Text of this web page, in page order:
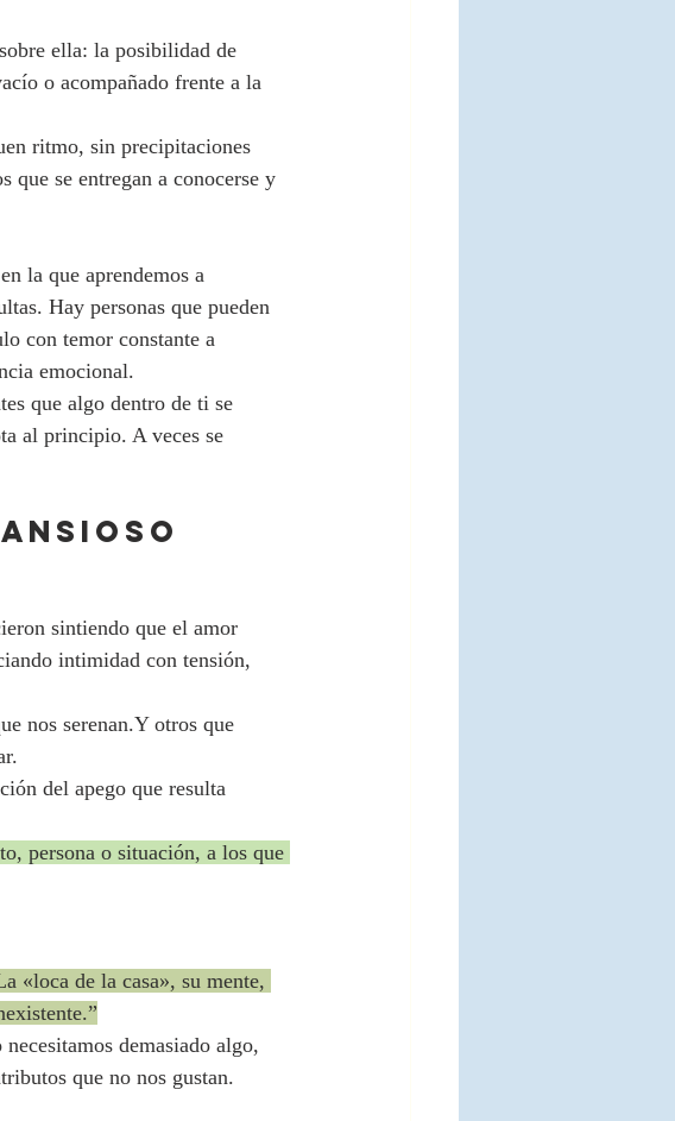
ella: la posibilidad de
o acompañado frente a la
ritmo, sin precipitaciones
que se entregan a conocerse y
la que aprendemos a
Hay personas que pueden
con temor constante a
emocional.
que algo dentro de ti se
al principio. A veces se
sintiendo que el amor
intimidad con tensión,
nos serenan.Y otros que
del apego que resulta
persona o situación, a los que
«loca de la casa», su mente,
demasiado algo,
que no nos gustan.